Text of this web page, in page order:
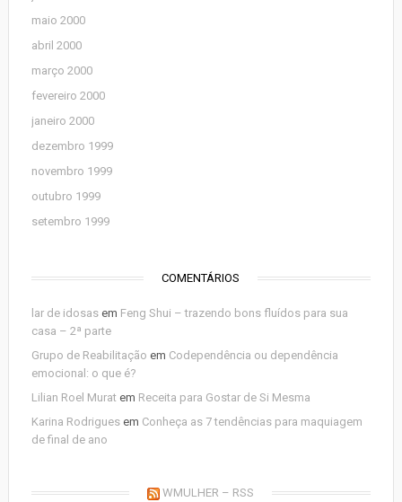
maio 2000
abril 2000
março 2000
fevereiro 2000
janeiro 2000
dezembro 1999
novembro 1999
outubro 1999
setembro 1999
COMENTÁRIOS
lar de idosasem Feng Shui – trazendo bons fluídos para sua
casa – 2ª parte
Grupo de Reabilitação em Codependência ou dependência
emocional: o que é?
Lilian Roel Muratem Receita para Gostar de Si Mesma
Karina Rodriguesem Conheça as 7 tendências para maquiagem
de final de ano
WMULHER – RSS